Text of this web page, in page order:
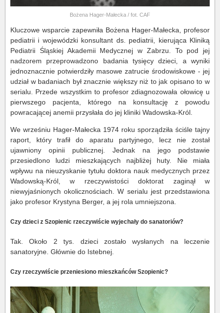
Bożena Hager-Małecka / fot. CAF
Kluczowe wsparcie zapewniła Bożena Hager-Małecka, profesor
pediatrii i wojewódzki konsultant ds. pediatrii, kierująca Kliniką
Pediatrii Śląskiej Akademii Medycznej w Zabrzu. To pod jej
nadzorem przeprowadzono badania tysięcy dzieci, a wyniki
jednoznacznie potwierdziły masowe zatrucie środowiskowe - jej
udział w badaniach był znacznie większy niż to jak opisano to w
serialu. Przede wszystkim to profesor zdiagnozowała ołowicę u
pierwszego pacjenta, którego na konsultację z powodu
powracającej anemii przysłała do jej kliniki Wadowska-Król.
We wrześniu Hager-Małecka 1974 roku sporządziła ściśle tajny
raport, który trafił do aparatu partyjnego, lecz nie został
ujawniony opinii publicznej. Jednak na jego podstawie
przesiedlono ludzi mieszkających najbliżej huty. Nie miała
wpływu na nieuzyskanie tytułu doktora nauk medycznych przez
Wadowską-Król, w rzeczywistości doktorat zaginął w
niewyjaśnionych okolicznościach. W serialu jest przedstawiona
jako profesor Krystyna Berger, a jej rola umniejszona.
Czy dzieci z Szopienic rzeczywiście wyjechały do sanatoriów?
Tak. Około 2 tys. dzieci zostało wysłanych na leczenie
sanatoryjne. Głównie do Istebnej.
Czy rzeczywiście przeniesiono mieszkańców Szopienic?